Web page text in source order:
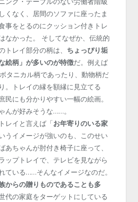
くなく、居間のソファに座ったま
事をとるのにクッション付きトレ
なかった。 そしてなぜか、伝統的
トレイ部分の柄は、 ちょっぴり垢
絵柄」が多いのが特徴だ。例えば
タニカル柄であったり、動物柄だ
。トレイの縁を額縁に見立てる
民にも分かりやすい一幅の絵画。
んが好みそうな……。
レイと言えば「お年寄りのいる家
うイメージが強いのも、このせい
あちゃんが肘付き椅子に座って、
ップトレイで、テレビを見ながら
ている……そんなイメージなのだ。
からの贈りものであることも多
代の家庭をターゲットにしている